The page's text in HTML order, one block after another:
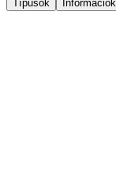
Típusok Információk